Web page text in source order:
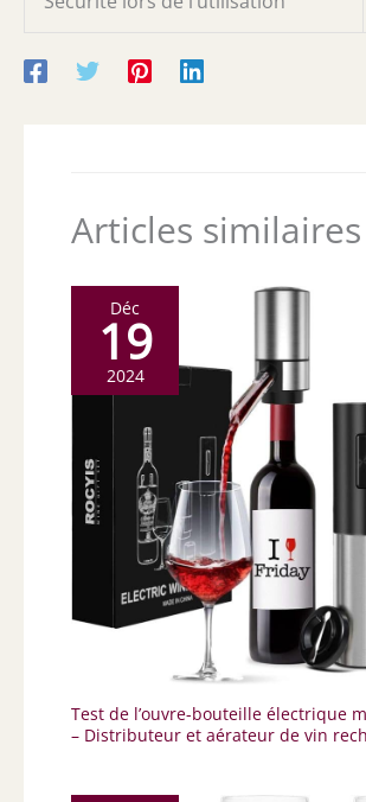
Articles similaires
Déc
19
2024
Test de l’ouvre-bouteille électrique
– Distributeur et aérateur de vin